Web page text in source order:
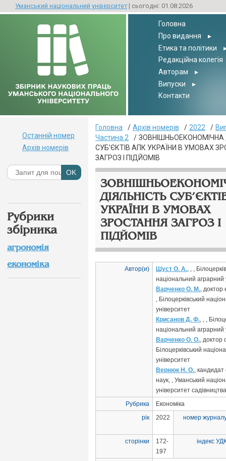
Уманський національний університет| сьогодні: 01.08.2026
Головна
Про видання
▸
Етика та політики
Редакційна колегія
Авторам
▸
Випуски
▸
Контакти
Головна Архів номерів 2022
Частина 2
ЗОВНІШНЬОЕКОНОМІЧНА
СУБ’ЄКТІВ АПК УКРАЇНИ В УМОВАХ
ЗАГРОЗ І ПІДЙОМІВ
ДІЯЛЬНІСТЬ
УКРАЇНИ В УМОВАХ
ЗРОСТАННЯ ЗАГРОЗ І
ПІДЙОМІВ
Автор(и) Шуст О. А., , ,
національний аграрний
Варченко О. М., доктор
, Білоцерківський
університет
Крисанов Д. Ф., , ,
національний аграрний
Варченко О. О., доктор
Білоцерківський
університет
Вернюк Н. О., кандидат
наук, , Уманський
університет садівництва
Рубрика
Економіка
рік
2022 номер
сторінки
172-
197
індекс
Останній номер
Архів номерів
Рубрики
збірника
агрономія
економіка